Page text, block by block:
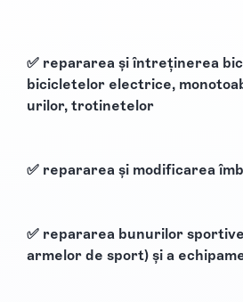
✅ repararea și întreținerea
bicicletelor electrice,
urilor, trotinetelor
✅ repararea și modificarea
✅ repararea bunurilor
armelor de sport) și a